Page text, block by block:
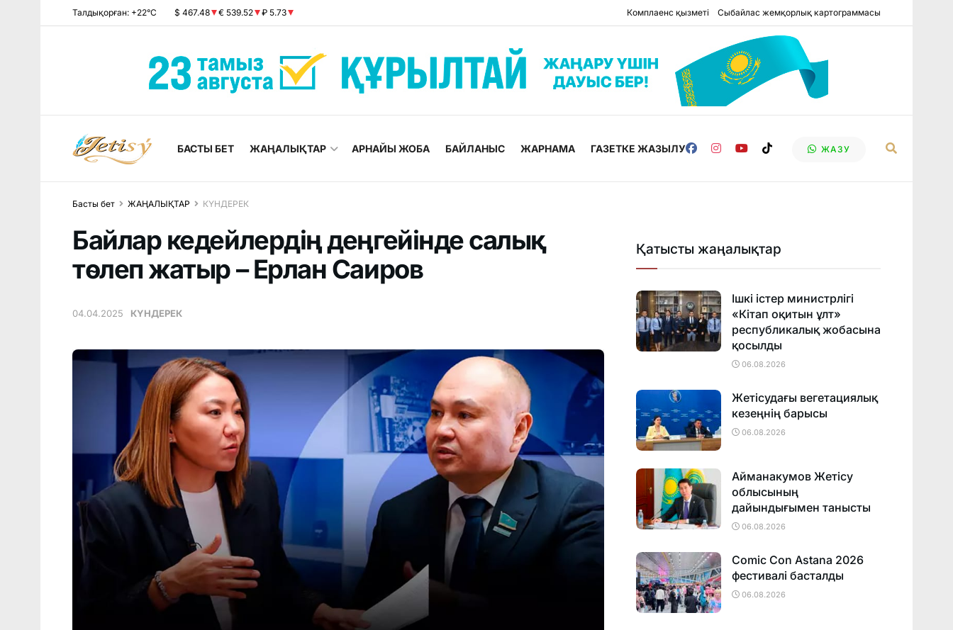
Талдықорған: +22°C $ 467.48 € 539.52 ₽ 5.73 Комплаенс қызметі Сыбайлас жемқорлық картограммасы
БАСТЫ БЕТ ЖАҢАЛЫҚТАР АРНАЙЫ ЖОБА БАЙЛАНЫС ЖАРНАМА ГАЗЕТКЕ ЖАЗЫЛУ ЖАЗУ
Басты бет ЖАҢАЛЫҚТАР КҮНДЕРЕК
Байлар кедейлердің деңгейінде салық
төлеп жатыр – Ерлан Саиров
04.04.2025 КҮНДЕРЕК
Қатысты жаңалықтар
Ішкі істер министрлігі
«Кітап оқитын ұлт»
республикалық жобасына
қосылды
06.08.2026
Жетісудағы вегетациялық
кезеңнің барысы
06.08.2026
Айманакумов Жетісу
облысының
дайындығымен танысты
06.08.2026
Comic Con Astana 2026
фестивалi басталды
06.08.2026